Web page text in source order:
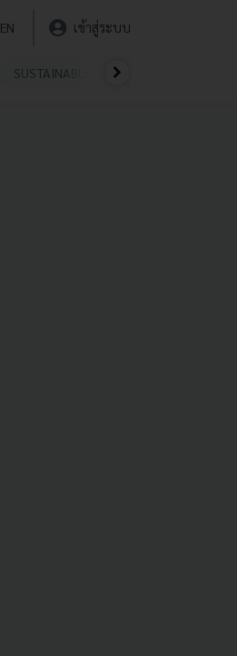
EN เข้าสู่ระบบ
SUSTAINABLE